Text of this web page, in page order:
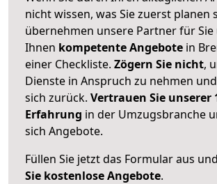
nicht wissen, was Sie zuerst planen
übernehmen unsere Partner für Sie
Ihnen kompetente Angebote in
einer Checkliste. Zögern Sie nicht,
Dienste in Anspruch zu nehmen
sich zurück. Vertrauen Sie unserer
Erfahrung in der Umzugsbranche
sich Angebote.
Füllen Sie jetzt das Formular aus und
Sie kostenlose Angebote.